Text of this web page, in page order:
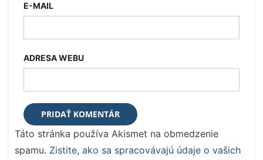
E-MAIL
ADRESA WEBU
Táto stránka používa Akismet na obmedzenie
spamu. Zistite, ako sa spracovávajú údaje o vašich